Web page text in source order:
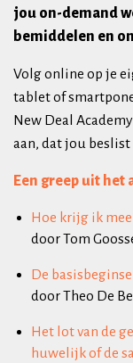
jou on-demand
bemiddelen en
Volg online op je
tablet of
New Deal
aan, dat jou beslist
Een greep uit het
Hoe krijg ik
door Tom
De
door Theo De
Het lot van de
huwelijk of de